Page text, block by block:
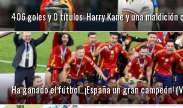
406 goles y 0 títulos: Harry Kane y una maldición
Ha ganado el fútbol…¡España un gran campeón!